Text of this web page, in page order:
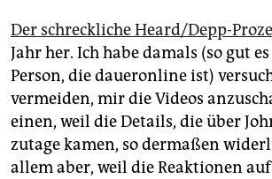
Der schreckliche Heard/Depp-
Jahr her. Ich habe damals (so gut
Person, die daueronline ist)
vermeiden, mir die Videos
einen, weil die Details, die über
zutage kamen, so dermaßen
allem aber, weil die Reaktionen